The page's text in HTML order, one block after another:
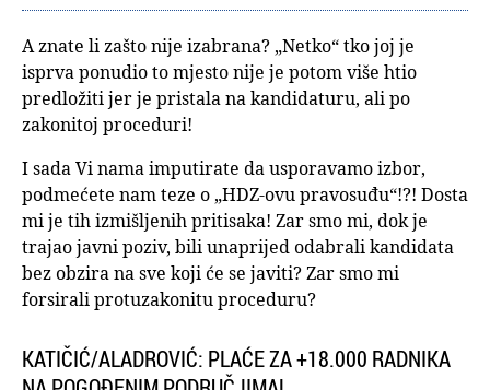
A znate li zašto nije izabrana? „Netko“ tko joj je
isprva ponudio to mjesto nije je potom više htio
predložiti jer je pristala na kandidaturu, ali po
zakonitoj proceduri!
I sada Vi nama imputirate da usporavamo izbor,
podmećete nam teze o „HDZ-ovu pravosuđu“!?! Dosta
mi je tih izmišljenih pritisaka! Zar smo mi, dok je
trajao javni poziv, bili unaprijed odabrali kandidata
bez obzira na sve koji će se javiti? Zar smo mi
forsirali protuzakonitu proceduru?
KATIČIĆ/ALADROVIĆ: PLAĆE ZA +18.000 RADNIKA